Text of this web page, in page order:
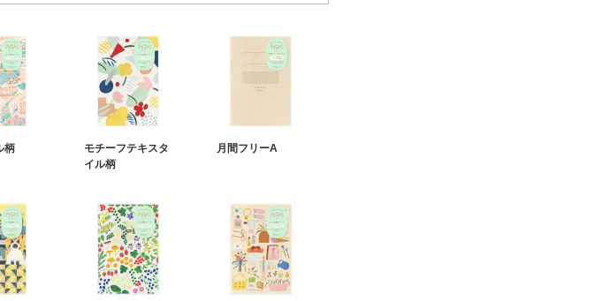
柄
モチーフテキスタ
イル柄
月間フリーA